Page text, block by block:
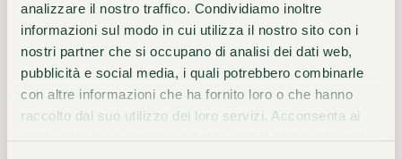
analizzare il nostro traffico. Condividiamo inoltre
informazioni sul modo in cui utilizza il nostro sito con i
nostri partner che si occupano di analisi dei dati web,
pubblicità e social media, i quali potrebbero combinarle
con altre informazioni che ha fornito loro o che hanno
raccolto dal suo utilizzo dei loro servizi. Acconsenta ai
L’Arte protagonista
Nel 2002 la proprietà acquisì l’Hotel Du Midi,
trasformandolo nell’Art Residence al Lago. Al